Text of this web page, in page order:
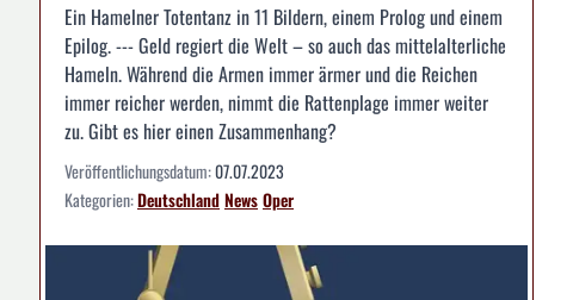
Ein Hamelner Totentanz in 11 Bildern, einem Prolog und einem
Epilog. --- Geld regiert die Welt – so auch das mittelalterliche
Hameln. Während die Armen immer ärmer und die Reichen
immer reicher werden, nimmt die Rattenplage immer weiter
zu. Gibt es hier einen Zusammenhang?
Veröffentlichungsdatum:07.07.2023
Kategorien:DeutschlandNewsOper